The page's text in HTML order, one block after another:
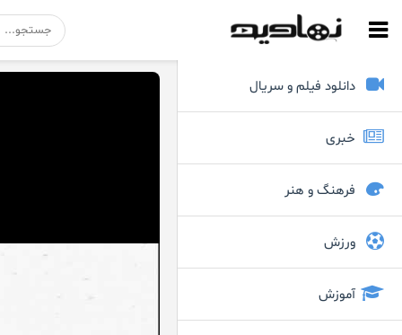
دانلود فیلم و سریال
خبری
فرهنگ و هنر
ورزش
آموزش